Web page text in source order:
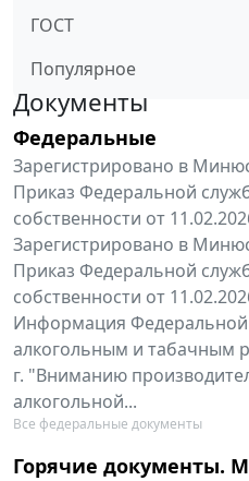
ГОСТ
Популярное
Документы
Федеральные
Зарегистрировано в
Приказ Федеральной
собственности от
Зарегистрировано в
Приказ Федеральной
собственности от
Информация
алкогольным и табачным
г. "Вниманию
алкогольной...
Все федеральные документы
Горячие документы.